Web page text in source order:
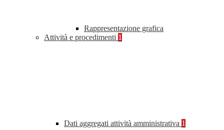
Rappresentazione grafica
Attività e procedimenti 1
Dati aggregati attività amministrativa 1